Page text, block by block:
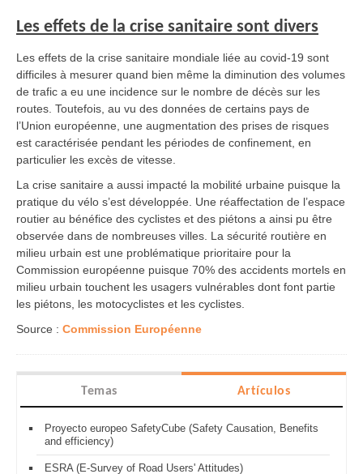
Les effets de la crise sanitaire sont divers
Les effets de la crise sanitaire mondiale liée au covid-19 sont
difficiles à mesurer quand bien même la diminution des volumes
de trafic a eu une incidence sur le nombre de décès sur les
routes. Toutefois, au vu des données de certains pays de
l’Union européenne, une augmentation des prises de risques
est caractérisée pendant les périodes de confinement, en
particulier les excès de vitesse.
La crise sanitaire a aussi impacté la mobilité urbaine puisque la
pratique du vélo s’est développée. Une réaffectation de l’espace
routier au bénéfice des cyclistes et des piétons a ainsi pu être
observée dans de nombreuses villes. La sécurité routière en
milieu urbain est une problématique prioritaire pour la
Commission européenne puisque 70% des accidents mortels en
milieu urbain touchent les usagers vulnérables dont font partie
les piétons, les motocyclistes et les cyclistes.
Source : Commission Européenne
Temas Artículos
Proyecto europeo SafetyCube (Safety Causation, Benefits
and efficiency)
ESRA (E-Survey of Road Users' Attitudes)